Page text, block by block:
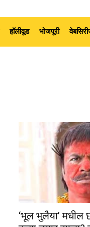
हॉलीवूड भोजपूरी
‘भूल भुलैया’ मधील